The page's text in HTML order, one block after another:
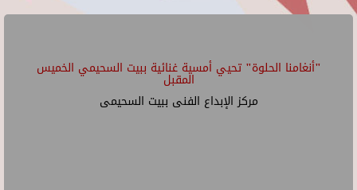
"أنغامنا الحلوة" تحيي أمسية غنائية ببيت السحيمي الخميس
المقبل
مركز الإبداع الفنى ببيت السحيمى